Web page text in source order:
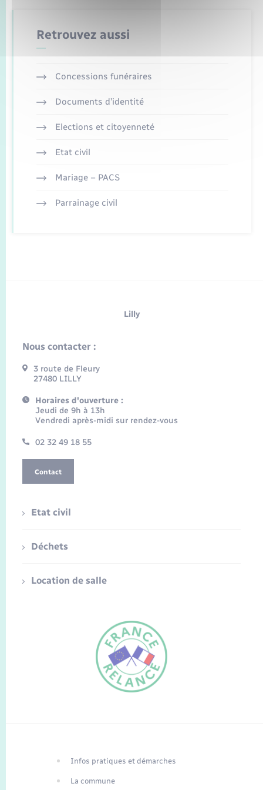
Traduction du
Retrouvez aussi
Concessions funéraires
Documents d’identité
Elections et citoyenneté
Etat civil
Mariage – PACS
Parrainage civil
Lilly
Nous contacter :
3 route de Fleury
27480 LILLY
Horaires d'ouverture :
Jeudi de 9h à 13h
Vendredi après-midi sur rendez-vous
02 32 49 18 55
Contact
Etat civil
Déchets
Location de salle
Infos pratiques et démarches
La commune